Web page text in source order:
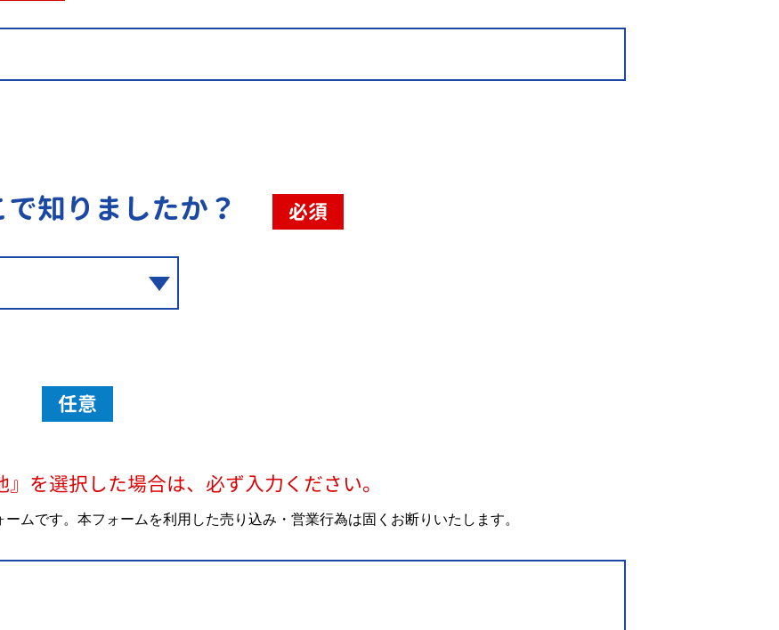
で知りましたか？ 必須
任意
を選択した場合は、必ず入力ください。
ムです。本フォームを利用した売り込み・営業行為は固くお断りいたします。